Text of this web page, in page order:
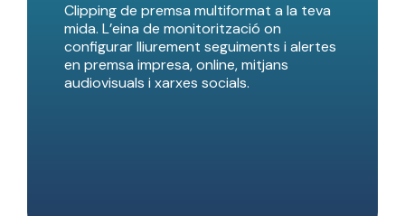
Clipping de premsa multiformat a la teva
mida. L’eina de monitorització on
configurar lliurement seguiments i alertes
en premsa impresa, online, mitjans
audiovisuals i xarxes socials.